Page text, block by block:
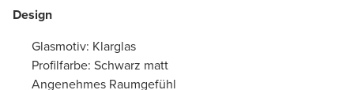
Design
Glasmotiv: Klarglas
Profilfarbe: Schwarz matt
Angenehmes Raumgefühl